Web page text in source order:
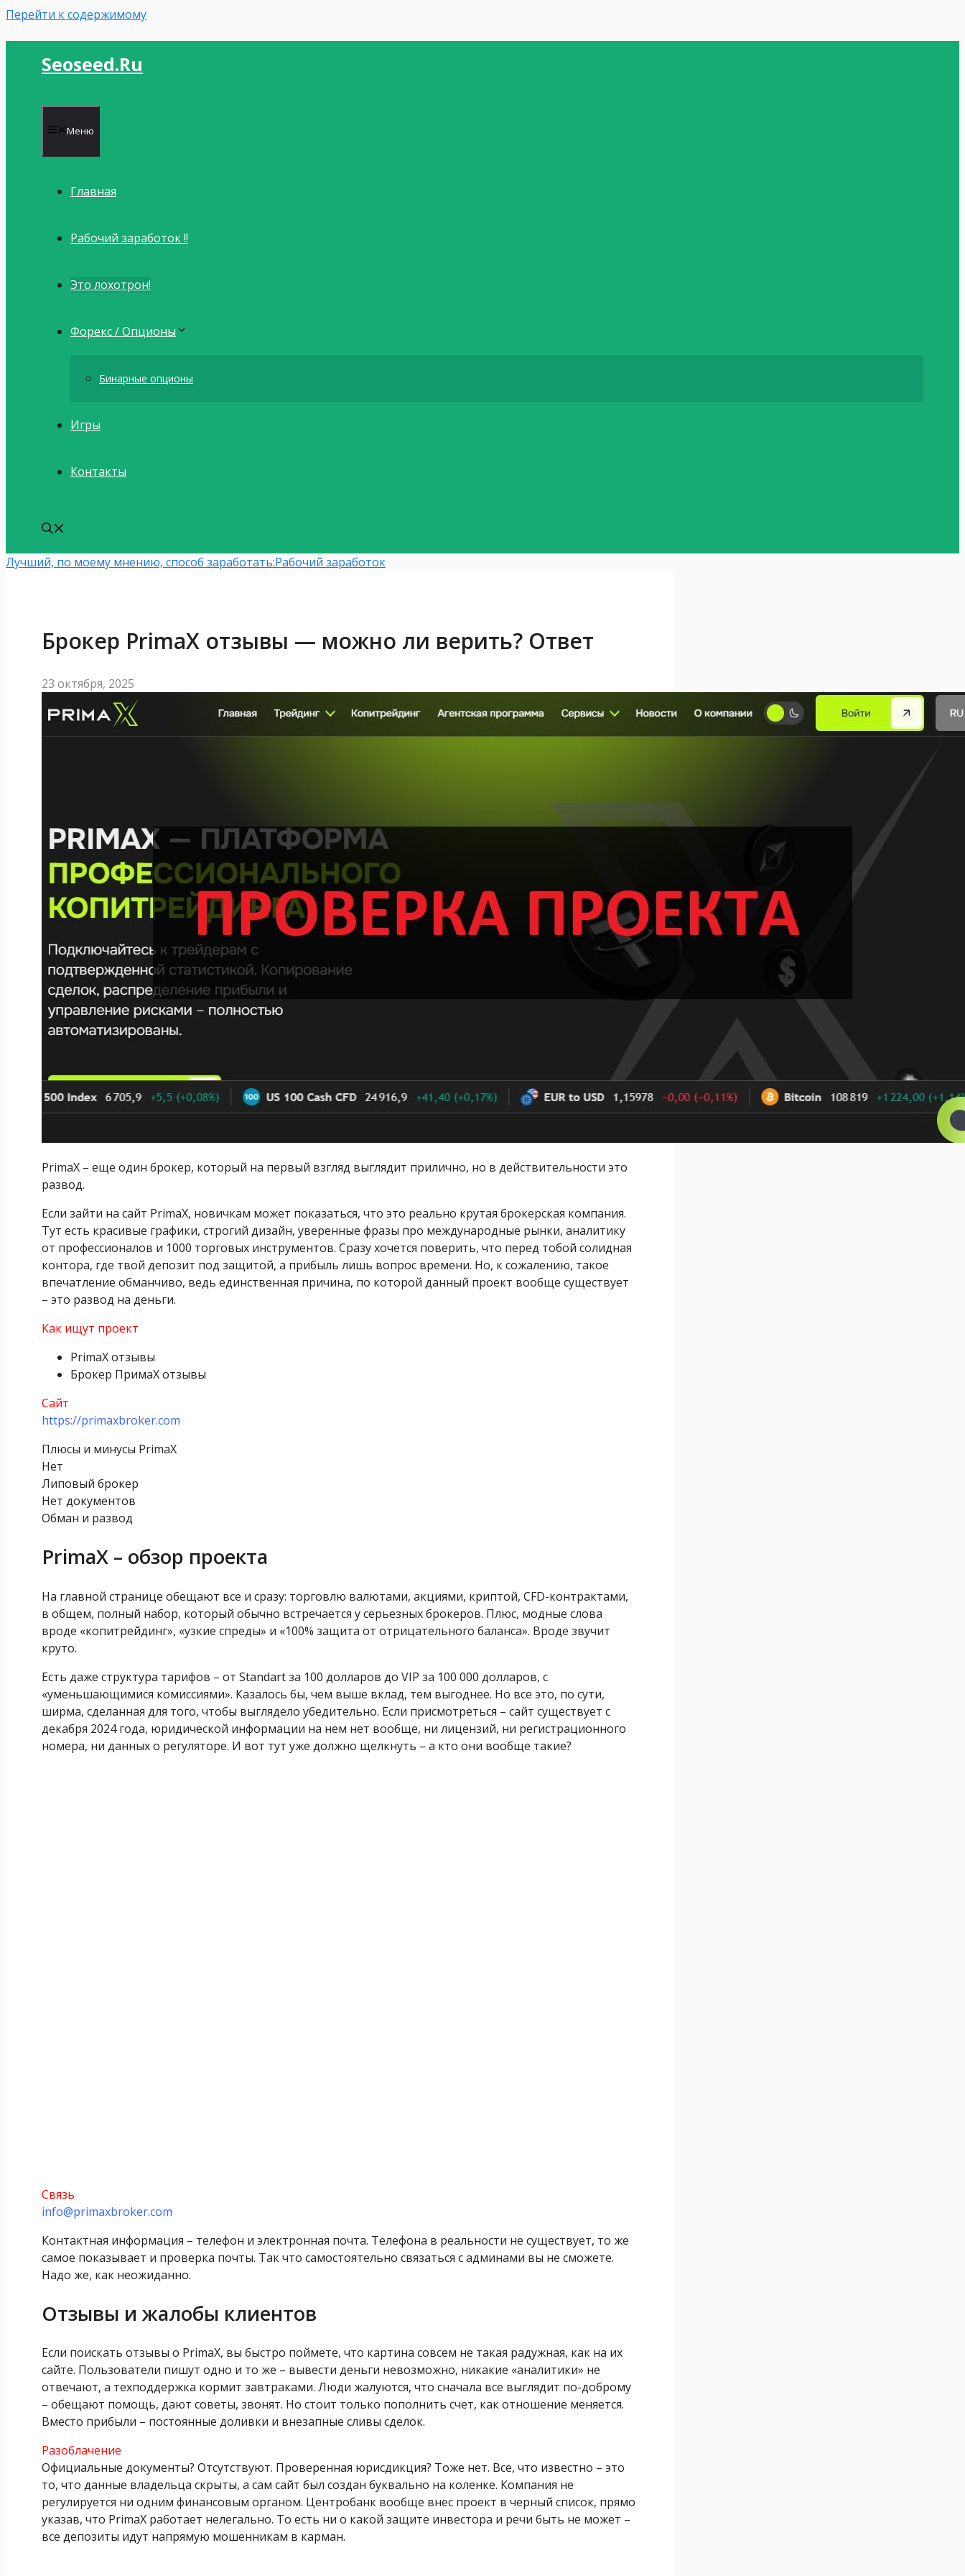
Перейти к содержимому
Seoseed.ru
Меню
Главная
Рабочий заработок !!
Это лохотрон!
Форекс / Опционы
Бинарные опционы
Игры
Контакты
Лучший, по моему мнению, способ заработать:Рабочий заработок
Брокер PrimaX отзывы — можно ли верить? Ответ
23 октября, 2025
PrimaX – еще один брокер, который на первый взгляд выглядит прилично, но в действительности это
развод.
Если зайти на сайт PrimaX, новичкам может показаться, что это реально крутая брокерская компания.
Тут есть красивые графики, строгий дизайн, уверенные фразы про международные рынки, аналитику
от профессионалов и 1000 торговых инструментов. Сразу хочется поверить, что перед тобой солидная
контора, где твой депозит под защитой, а прибыль лишь вопрос времени. Но, к сожалению, такое
впечатление обманчиво, ведь единственная причина, по которой данный проект вообще существует
– это развод на деньги.
Как ищут проект
PrimaX отзывы
Брокер ПримаХ отзывы
Сайт
https://primaxbroker.com
Плюсы и минусы PrimaX
Нет
Липовый брокер
Нет документов
Обман и развод
PrimaX – обзор проекта
На главной странице обещают все и сразу: торговлю валютами, акциями, криптой, CFD-контрактами,
в общем, полный набор, который обычно встречается у серьезных брокеров. Плюс, модные слова
вроде «копитрейдинг», «узкие спреды» и «100% защита от отрицательного баланса». Вроде звучит
круто.
Есть даже структура тарифов – от Standart за 100 долларов до VIP за 100 000 долларов, с
«уменьшающимися комиссиями». Казалось бы, чем выше вклад, тем выгоднее. Но все это, по сути,
ширма, сделанная для того, чтобы выглядело убедительно. Если присмотреться – сайт существует с
декабря 2024 года, юридической информации на нем нет вообще, ни лицензий, ни регистрационного
номера, ни данных о регуляторе. И вот тут уже должно щелкнуть – а кто они вообще такие?
Связь
info@primaxbroker.com
Контактная информация – телефон и электронная почта. Телефона в реальности не существует, то же
самое показывает и проверка почты. Так что самостоятельно связаться с админами вы не сможете.
Надо же, как неожиданно.
Отзывы и жалобы клиентов
Если поискать отзывы о PrimaX, вы быстро поймете, что картина совсем не такая радужная, как на их
сайте. Пользователи пишут одно и то же – вывести деньги невозможно, никакие «аналитики» не
отвечают, а техподдержка кормит завтраками. Люди жалуются, что сначала все выглядит по-доброму
– обещают помощь, дают советы, звонят. Но стоит только пополнить счет, как отношение меняется.
Вместо прибыли – постоянные доливки и внезапные сливы сделок.
Разоблачение
Официальные документы? Отсутствуют. Проверенная юрисдикция? Тоже нет. Все, что известно – это
то, что данные владельца скрыты, а сам сайт был создан буквально на коленке. Компания не
регулируется ни одним финансовым органом. Центробанк вообще внес проект в черный список, прямо
указав, что PrimaX работает нелегально. То есть ни о какой защите инвестора и речи быть не может –
все депозиты идут напрямую мошенникам в карман.